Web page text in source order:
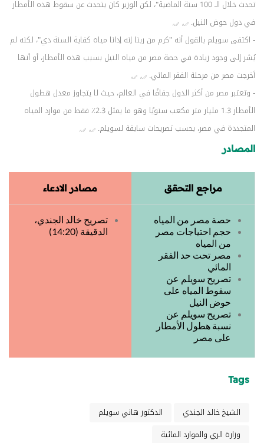
تحدث خلال الـ 100 سنة الماضية"، لكن الوزير كان يتحدث عن سقوط هذه الأمطار
في دول حوض النيل.
- اكتفى سويلم بالقول أنه "كرم من ربنا إنه إدانا مياه كفاية السنة دي"، لكنه لم
يُشر إلى وجود زيادة في حصة مصر من مياه النيل بسبب هذه الأمطار، أو أنها
أخرجت مصر من مرحلة الفقر المائي.
- وتعتبر مصر من أكثر الدول جفافًا في العالم، حيث لا يتجاوز معدل هطول
الأمطار 1.3 مليار متر مكعب سنويًا وهو ما يمثل 2.3٪ فقط من موارد المياه
المتجددة في مصر، بحسب تصريحات سابقة لسويلم.
المصادر
مراجع التحقق مصادر الادعاء
حصة مصر من المياه
حجم احتياجات مصر
من المياه
مصر تحت حد الفقر
المائي
تصريح سويلم عن
سقوط المياه على
حوض النيل
تصريح سويلم عن
نسبة هطول الأمطار
على مصر
تصريح خالد الجندي،
الدقيقة (14:20)
Tags
الشيخ خالد الجندي
الدكتور هاني سويلم
وزارة الري والموارد المائية